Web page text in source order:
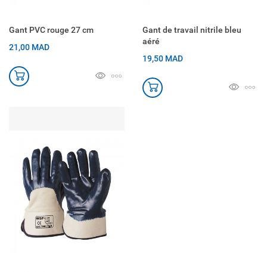
Gant PVC rouge 27 cm
21,00 MAD
Gant de travail nitrile bleu
aéré
19,50 MAD